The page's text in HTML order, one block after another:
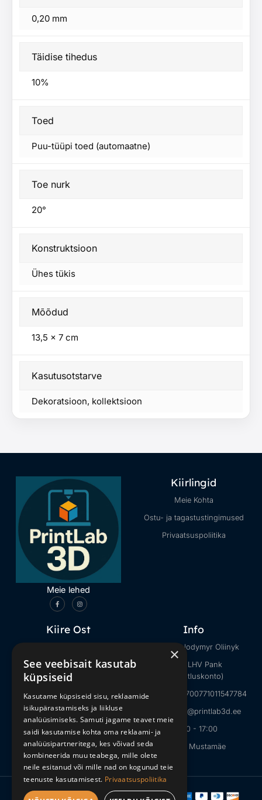
0,20 mm
Täidise tihedus
10%
Toed
Puu-tüüpi toed (automaatne)
Toe nurk
20°
Konstruktsioon
Ühes tükis
Mõõdud
13,5 × 7 cm
Kasutusotstarve
Dekoratsioon, kollektsioon
Meie lehed
Kiirlingid
Meie Kohta
Ostu- ja tagastustingimused
Privaatsuspoliitika
Kiire Ost
Internetimeemid
Loomad
Minecraft
Halloweeni mänguasjad
Info
Müüja: Volodymyr Oliinyk
Pank: LHV Pank
(ettevõtluskonto)
IBAN: EE027700771011547784
E-mail: info@printlab3d.ee
09:00 - 17:00
Tallinn, Mustamäe
Copyright © 2026 PrintLab3D
×
See veebisait kasutab
küpsiseid
Kasutame küpsiseid sisu, reklaamide
isikupärastamiseks ja liikluse
analüüsimiseks. Samuti jagame teavet meie
saidi kasutamise kohta oma reklaami- ja
analüüsipartneritega, kes võivad seda
kombineerida muu teabega, mille olete
neile esitanud või mille nad on kogunud teie
teenuste kasutamisest. Privaatsuspoliitika